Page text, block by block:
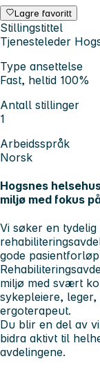
Lagre favoritt
Stillingstittel
Tjenesteleder
Type ansettelse
Fast, heltid 100%
Antall stillinger
1
Arbeidsspråk
Norsk
Hogsnes
miljø med fokus
Vi søker en
gode
miljø med svært
sykepleiere,
ergoterapeut.
Du blir en del av
bidra aktivt til
avdelingene.